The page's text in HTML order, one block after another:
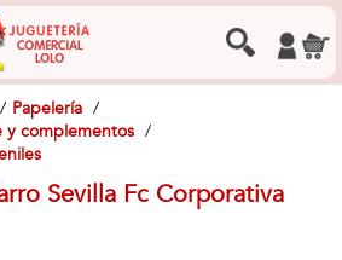
Papelería
y complementos
Sevilla Fc Corporativa